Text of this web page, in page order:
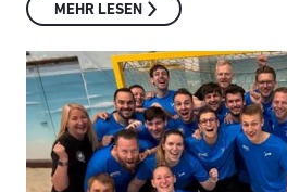
MEHR LESEN